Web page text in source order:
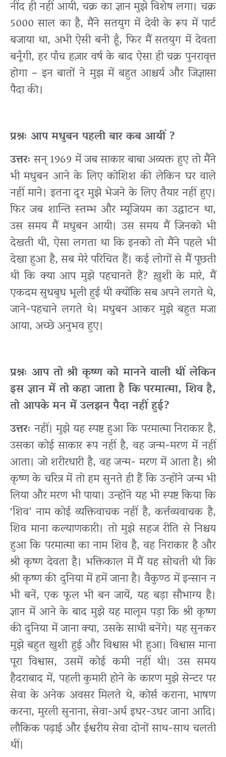
नींद ही नहीं आयी, चक्र का ज्ञान मुझे विशेष लगा। चक्र
5000 साल का है, मैंने सतयुग में देवी के रूप में पार्ट
बजाया था, अभी ऐसी बनी हूँ, फिर मैं सतयुग में देवता
बनूँगी, हर पाँच हज़ार वर्ष के बाद ऐसा ही चक्र पुनरावृत्त
होगा – इन बातों ने मुझ में बहुत आश्चर्य और जिज्ञासा
पैदा की।
प्रश्नः आप मधुबन पहली बार कब आयीं ?
उत्तरःसन् 1969 में जब साकार बाबा अव्यक्त हुए तो मैंने
भी मधुबन आने के लिए कोशिश की लेकिन घर वाले
नहीं माने। इतना दूर मुझे भेजने के लिए तैयार नहीं हुए।
फिर जब शान्ति स्तम्भ और म्यूजियम का उद्घाटन था,
उस समय मैं मधुबन आयी। उस समय मैं जिनको भी
देखती थी, ऐसा लगता था कि इनको तो मैंने पहले भी
देखा हुआ है, सब मेरे परिचित हैं। कई लोगों से मैं पूछती
थी कि क्या आप मुझे पहचानते हैं? ख़ुशी के मारे, मैं
एकदम सुधबुध भूली हुई थी क्योंकि सब अपने लगते थे,
जाने-पहचाने लगते थे। मधुबन आकर मुझे बहुत मजा
आया, अच्छे अनुभव हुए।
प्रश्नः आप तो श्री कृष्ण को मानने वाली थीं लेकिन
इस ज्ञान में तो कहा जाता है कि परमात्मा, शिव है,
तो आपके मन में उलझन पैदा नहीं हुई?
उत्तरःनहीं। मुझे यह स्पष्ट हुआ कि परमात्मा निराकार है,
उसका कोई साकार रूप नहीं है, वह जन्म-मरण में नहीं
आता। जो शरीरधारी है, वह जन्म- मरण में आता है। श्री
कृष्ण के चरित्र में तो हम सुनते ही हैं कि उन्होंने जन्म भी
लिया और मरण भी पाया। उन्होंने यह भी स्पष्ट किया कि
‘शिव’ नाम कोई व्यक्तिवाचक नहीं है, कर्त्तव्यवाचक है,
शिव माना कल्याणकारी। तो मुझे सहज रीति से निश्चय
हुआ कि परमात्मा का नाम शिव है, वह निराकार है और
श्री कृष्ण देवता है। भक्तिकाल में मैं यह सोचती थी कि
श्री कृष्ण की दुनिया में हमें जाना है। वैकुण्ठ में इन्सान न
भी बनें, एक फूल भी बन जायें, यह बड़ा सौभाग्य है।
ज्ञान में आने के बाद मुझे यह मालूम पड़ा कि श्री कृष्ण
की दुनिया में जाना क्या, उसके साथी बनेंगे। यह सुनकर
मुझे बहुत खुशी हुई और विश्वास भी हुआ। विश्वास माना
पूरा विश्वास, उसमें कोई कमी नहीं थी। उस समय
हैदराबाद में, पहली कुमारी होने के कारण मुझे सेन्टर पर
सेवा के अनेक अवसर मिलते थे, कोर्स कराना, भाषण
करना, मुरली सुनाना, सेवा-अर्थ इधर-उधर जाना आदि।
लौकिक पढ़ाई और ईश्वरीय सेवा दोनों साथ-साथ चलती
थीं।